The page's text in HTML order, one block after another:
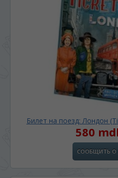
Билет на поезд: Лондон
580
СООБЩИТЬ О